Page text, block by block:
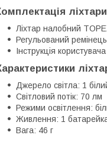
Ліхтар налобний
Регульований ремінець
Інструкція користувача
Джерело світла: 1
Світловий потік: 70 лм
Режими освітлення:
Живлення: 1
Вага: 46 г